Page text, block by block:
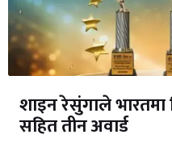
शाइन रेसुंगाले
सहित तीन अवार्ड